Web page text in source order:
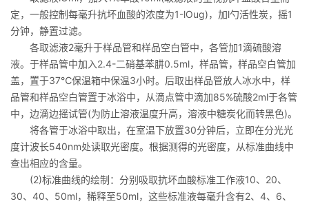
定，一般控制每毫升抗坏血酸的浓度为1-lOug)，加l勺活性炭，摇1
分钟，静置过滤。
各取滤液2毫升于样品管和样品空白管中，各管加1滴硫酸溶
液。于样品管中加入2.4-二硝基苯肼0.5ml，样品管，样品空白管加
盖，置于37℃保温箱中保温3小时。后取出样品管放人冰水中，样
品管和样品空白管置于冰浴中，从滴点管中滴加85%硫酸2ml于各管
中，边滴边摇试管(为防止溶液温度升高，溶液中糖炭化而转黑色)。
将各管于冰浴中取出，在室温下放置30分钟后，立即在分光光
度计波长540nm处读取光密度。根据测得的光密度，从标准曲线中
查出相应的含量。
(2)标准曲线的绘制：分别吸取抗坏血酸标准工作液10、20、
30、40、50ml，稀释至50ml，这些标准液每毫升含有2、4、6、